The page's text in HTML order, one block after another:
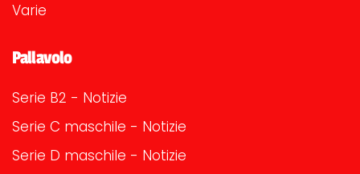
Varie
Pallavolo
Serie B2 - Notizie
Serie C maschile - Notizie
Serie D maschile - Notizie